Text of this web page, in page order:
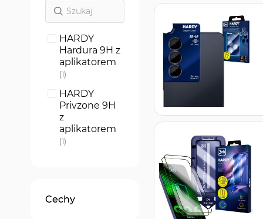
HARDY
Hardura 9H z
aplikatorem
1
produkt
HARDY
Privzone 9H
z
aplikatorem
1
produkt
ARC+
Cechy